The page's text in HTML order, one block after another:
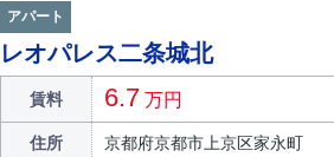
アパート
レオパレス二条城北
賃料 6.7 万円
住所 京都府京都市上京区家永町